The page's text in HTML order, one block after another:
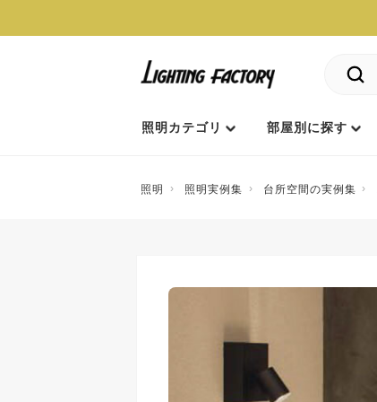
照明カテゴリ 部屋別に探す
照明 照明実例集 台所空間の実例集